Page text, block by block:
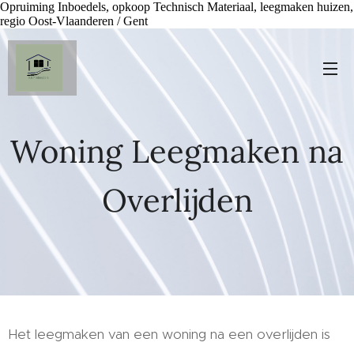
Opruiming Inboedels, opkoop Technisch Materiaal, leegmaken huizen,
regio Oost-Vlaanderen / Gent
Woning Leegmaken na
Overlijden
Het leegmaken van een woning na een overlijden is